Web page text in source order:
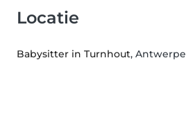
Locatie
Babysitter in Turnhout,